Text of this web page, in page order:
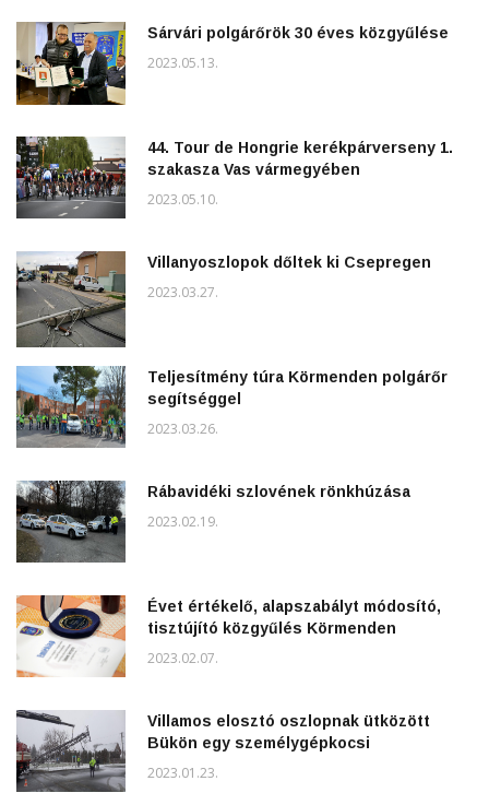
Sárvári polgárőrök 30 éves közgyűlése
2023.05.13.
44. Tour de Hongrie kerékpárverseny 1.
szakasza Vas vármegyében
2023.05.10.
Villanyoszlopok dőltek ki Csepregen
2023.03.27.
Teljesítmény túra Körmenden polgárőr
segítséggel
2023.03.26.
Rábavidéki szlovének rönkhúzása
2023.02.19.
Évet értékelő, alapszabályt módosító,
tisztújító közgyűlés Körmenden
2023.02.07.
Villamos elosztó oszlopnak ütközött
Bükön egy személygépkocsi
2023.01.23.